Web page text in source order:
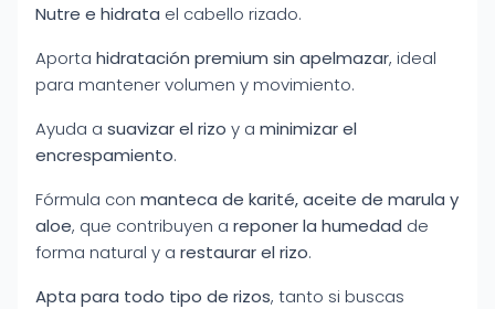
Nutre e hidrata el cabello rizado.
Aporta hidratación premium sin apelmazar, ideal
para mantener volumen y movimiento.
Ayuda a suavizar el rizo y a minimizar el
encrespamiento.
Fórmula con manteca de karité, aceite de marula y
aloe, que contribuyen a reponer la humedad de
forma natural y a restaurar el rizo.
Apta para todo tipo de rizos, tanto si buscas